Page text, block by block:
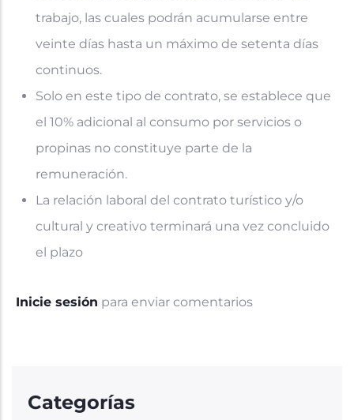
trabajo, las cuales podrán acumularse entre
veinte días hasta un máximo de setenta días
continuos.
Solo en este tipo de contrato, se establece que
el 10% adicional al consumo por servicios o
propinas no constituye parte de la
remuneración.
La relación laboral del contrato turístico y/o
cultural y creativo terminará una vez concluido
el plazo
Inicie sesión para enviar comentarios
Categorías